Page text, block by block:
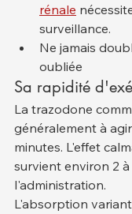
rénale
surveillance.
Ne jamais
oubliée
Sa rapidité
La trazodone
généralement à
minutes. L'effet
survient environ 2
l'administration.
L'absorption